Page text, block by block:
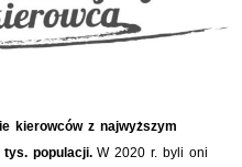
kierowców z najwyższym
populacji.W 2020 r. byli oni